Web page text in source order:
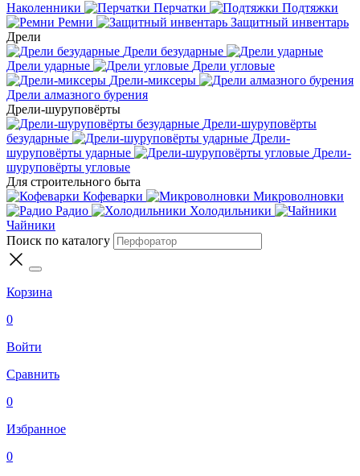
Наколенники
Перчатки
Подтяжки
Ремни
Защитный инвентарь
Дрели
Дрели безударные
Дрели ударные
Дрели угловые
Дрели-миксеры
Дрели алмазного бурения
Дрели-шуруповёрты
Дрели-шуруповёрты
безударные
Дрели-
шуруповёрты ударные
Дрели-
шуруповёрты угловые
Для строительного быта
Кофеварки
Микроволновки
Радио
Холодильники
Чайники
Поиск по каталогу
Корзина
0
Войти
Сравнить
0
Избранное
0